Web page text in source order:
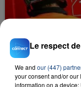
23 juillet 2026
INCENDIE
SON BÉBÉ
Un homme s'est
Le respect
We and our (447)
your consent and/or
information on a